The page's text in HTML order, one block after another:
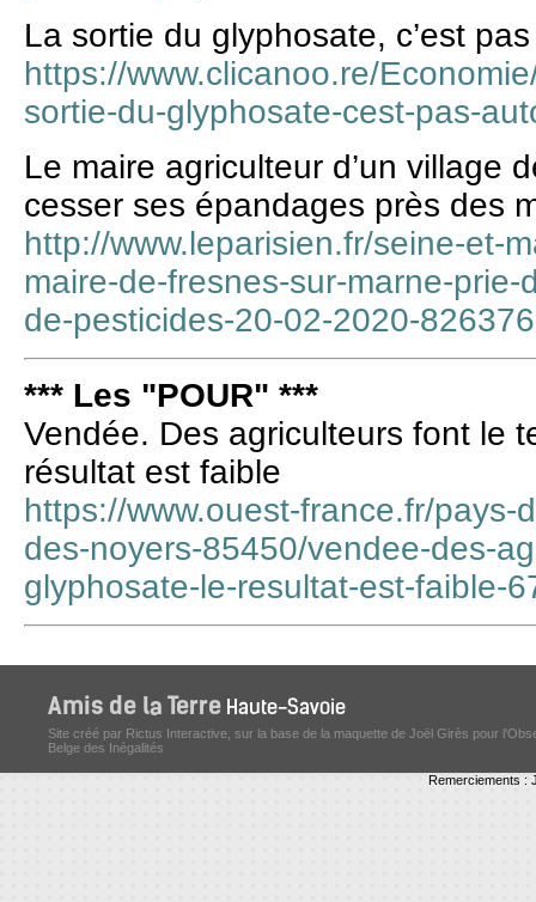
La sortie du glyphosate, c’est
https://www.clicanoo.re/
sortie-du-glyphosate-cest-pas-
Le maire agriculteur d’un village
cesser ses épandages près des
http://www.leparisien.fr/seine-et-
maire-de-fresnes-sur-marne-
de-pesticides-20-02-2020-
*** Les "POUR" ***
Vendée. Des agriculteurs font le
résultat est faible
https://www.ouest-france.fr/
des-noyers-85450/vendee-des-
glyphosate-le-resultat-est-faible-
Site créé par Rictus Interactive, sur la base de la maquette de Joël Girès pour
Belge des Inégalités
Remerciements :